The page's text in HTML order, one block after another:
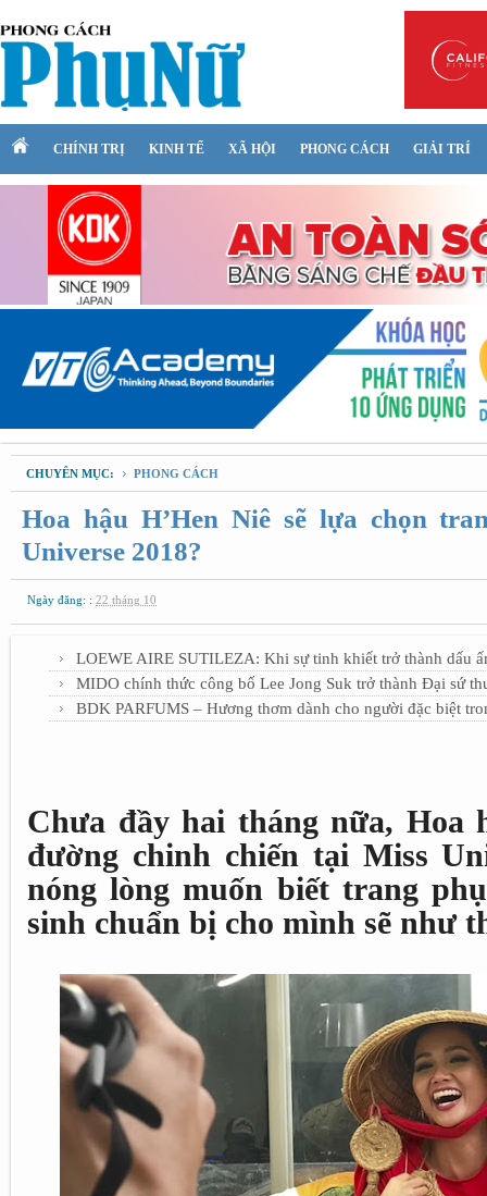
CHÍNH TRỊ KINH TẾ XÃ HỘI PHONG CÁCH GIẢI TRÍ
CHUYÊN MỤC: PHONG CÁCH
Hoa hậu H’Hen Niê sẽ lựa chọn
Universe 2018?
Ngày đăng: : 22 tháng 10
LOEWE AIRE SUTILEZA: Khi sự tinh khiết trở thành dấu
MIDO chính thức công bố Lee Jong Suk trở thành Đại sứ
BDK PARFUMS – Hương thơm dành cho người đặc biệt
Chưa đầy hai tháng nữa, Hoa
đường chinh chiến tại Miss
nóng lòng muốn biết trang
sinh chuẩn bị cho mình sẽ như